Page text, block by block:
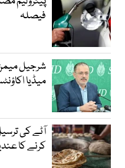
فیصلہ
شرجیل
میڈیا
آٹے کی
کرنے کا